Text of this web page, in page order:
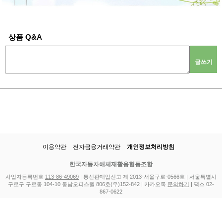
상품 Q&A
글쓰기
이용약관 전자금융거래약관 개인정보처리방침
한국자동차해체재활용협동조합
사업자등록번호 113-86-49069 | 통신판매업신고 제 2013-서울구로-0566호 | 서울특별시
구로구 구로동 104-10 동남오피스텔 806호(우)152-842 | 카카오톡 문의하기 | 팩스 02-
867-0622